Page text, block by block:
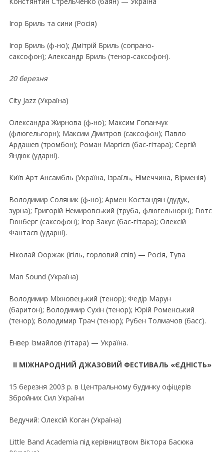
Iгор Бриль та сини (Росiя)
Iгор Бриль (ф-но); Дмiтрiй Бриль (сопрано-
саксофон); Александр Бриль (тенор-саксофон).
20 березня
City Jazz (Україна)
Олександра Жирнова (ф-но); Максим Гопанчук
(флюгельгорн); Максим Дмитров (саксофон); Павло
Ардашев (тромбон); Роман Маргiєв (бас-гiтара); Сергiй
Яндюк (ударнi).
Київ Арт Ансамбль (Україна, Iзраїль, Нiмеччина, Вiрменiя)
Володимир Соляник (ф-но); Армен Костандян (дудук,
зурна); Григорiй Нeмировський (труба, флюгельнорн); Гютс
Гюнберг (саксофон); Iгор Закус (бас-гiтара); Олексiй
Фантаєв (ударнi).
Нiколай Ооржак (iгiль, горловий спiв) — Росiя, Тува
Man Sound (Україна)
Володимир Мiхновецький (тенор); Федiр Марун
(баритон); Володимир Сухiн (тенор); Юрiй Роменський
(тенор); Володимир Трач (тенор); Рубен Толмачов (басс).
Енвер Iзмайлов (гiтара) — Україна.
II МIЖНАРОДНИЙ ДЖАЗОВИЙ ФЕСТИВАЛЬ «ЄДНIСТЬ»
15 березня 2003 р. в Центральному будинку офiцерiв
Збройних Сил України
Ведучий: Олексiй Коган (Україна)
Little Band Academia пiд керiвництвом Вiктора Басюка